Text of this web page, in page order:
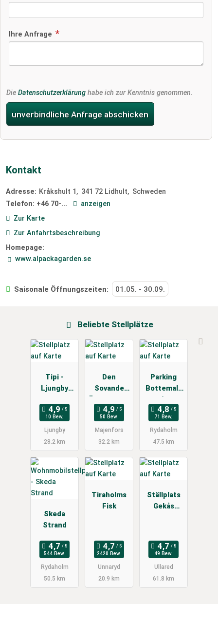
Ihre Anfrage
Die Datenschutzerklärung habe ich zur Kenntnis genommen.
unverbindliche Anfrage abschicken
Kontakt
Adresse: Kråkshult 1 341 72 Lidhult
Schweden
Telefon: +46 70-...
anzeigen
Zur Karte
Zur Anfahrtsbeschreibung
Homepage:
www.alpackagarden.se
Saisonale Öffnungszeiten: 01.05. - 30.09.
Beliebte Stellplätze
Tipi -
Ljungby
10 Bew.
Ljungby
28.2 km
Den
Sovande
and
Camping
50 Bew.
Majenfors
32.2 km
Parking
Bottemala
71 Bew.
Rydaholm
47.5 km
Skeda
Strand
544 Bew.
Rydaholm
50.5 km
Tiraholms
Fisk
2420 Bew.
Unnaryd
20.9 km
Ställplats
Gekås
49 Bew.
Ullared
61.8 km